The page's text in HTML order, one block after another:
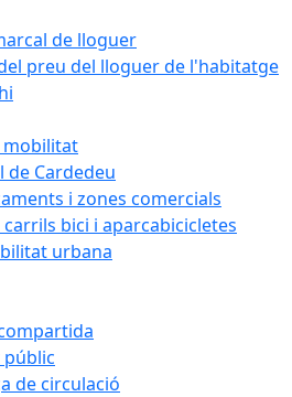
de lloguer
preu del lloguer de l'habitatge
mobilitat
de Cardedeu
i zones comercials
carrils bici i aparcabicicletes
urbana
de circulació